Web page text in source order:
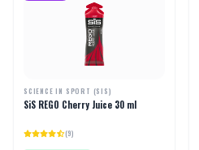
SCIENCE IN SPORT (SIS)
SiS REGO Cherry Juice 30 ml
(9)